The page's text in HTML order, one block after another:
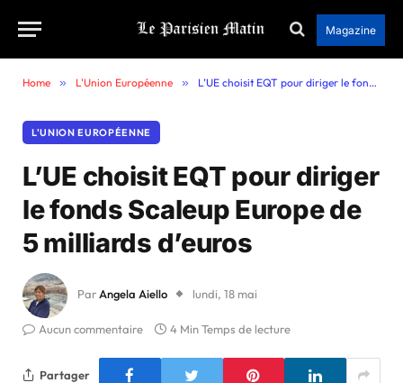
Magazine
Home » L'Union Européenne » L’UE choisit EQT pour diriger le fonds Scaleup Europe de 5 milliards d’euros
L'UNION EUROPÉENNE
L’UE choisit EQT pour diriger
le fonds Scaleup Europe de
5 milliards d’euros
Par Angela Aiello lundi, 18 mai
Aucun commentaire 4 Min Temps de lecture
Partager